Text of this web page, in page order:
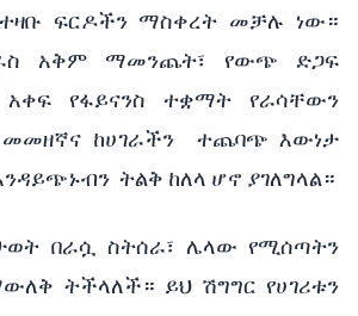
ፍርዶችን ማስቀረት መቻሉ ነው።
አቅም ማመንጨት፣ የውጭ ድጋፍ
የፋይናንስ ተቋማት የራሳቸውን
መመዘኛና ከሀገራችን ተጨባጭ እውነታ
ትልቅ ከለላ ሆኖ ያገለግላል።
በራሷ ስትሰራ፣ ሌላው የሚሰጣትን
ትችላለች። ይህ ሽግግር የሀገሪቱን